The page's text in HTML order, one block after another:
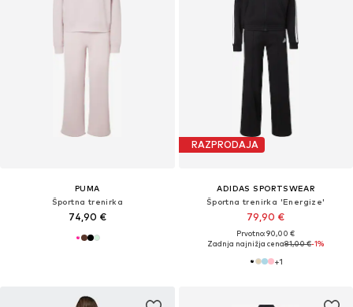
PUMA
Športna trenirka
74,90 €
RAZPRODAJA
ADIDAS SPORTSWEAR
Športna trenirka 'Energize'
79,90 €
Prvotno: 90,00 €
Zadnja najnižja cena81,00 €-1%
+1